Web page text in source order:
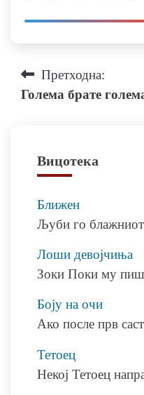
Навигација
Претходна:
Голема брате
Вицотека
Ближен
Љуби го блажниот
Лоши девојчиња
Зоки Поки му
Боју на очи
Ако после прв
Тетоец
Некој Тетоец